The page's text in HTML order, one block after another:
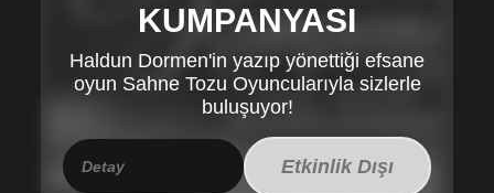
KUMPANYASI
Haldun Dormen'in yazıp yönettiği efsane
oyun Sahne Tozu Oyuncularıyla sizlerle
buluşuyor!
Detay Etkinlik Dışı